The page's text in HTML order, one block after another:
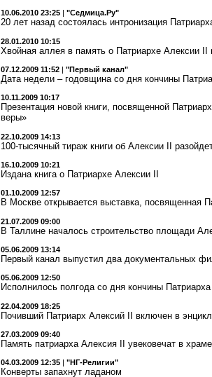
10.06.2010 23:25 "Седмица.Ру"
20 лет назад состоялась интронизация
28.01.2010 10:15
Хвойная аллея в память о Патриархе Алексии II
07.12.2009 11:52 | "Первый канал"
Дата недели – годовщина со дня кончины
10.11.2009 10:17
Презентация новой книги, посвященной
веры»
22.10.2009 14:13
100-тысячный тираж книги об Алексии II
16.10.2009 10:21
Издана книга о Патриархе Алексии II
01.10.2009 12:57
В Москве открывается выставка, посвященная
21.07.2009 09:00
В Таллине началось строительство площади
05.06.2009 13:14
Первый канал выпустил два документальных
05.06.2009 12:50
Исполнилось полгода со дня кончины Патриарха
22.04.2009 18:25
Почивший Патриарх Алексий II включен в
27.03.2009 09:40
Память патриарха Алексия II увековечат в
04.03.2009 12:35 "НГ-Религии"
Конверты запахнут ладаном